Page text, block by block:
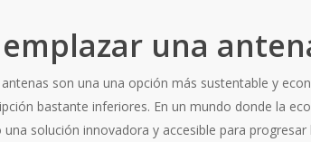
emplazar una
son una una opción más sustentable y
bastante inferiores. En un mundo donde la
solución innovadora y accesible para